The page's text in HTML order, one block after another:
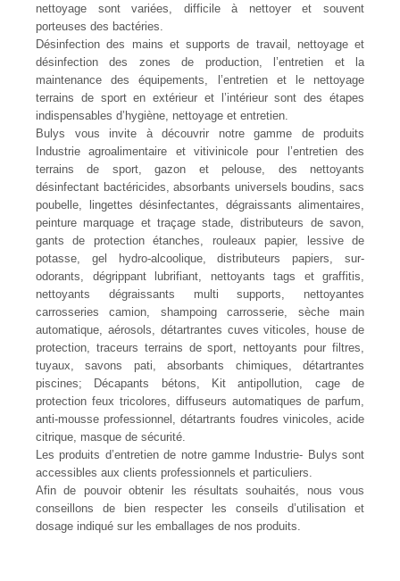
nettoyage sont variées, difficile à nettoyer et souvent
porteuses des bactéries.
Désinfection des mains et supports de travail, nettoyage et
désinfection des zones de production, l’entretien et la
maintenance des équipements, l’entretien et le nettoyage
terrains de sport en extérieur et l’intérieur sont des étapes
indispensables d’hygiène, nettoyage et entretien.
Bulys vous invite à découvrir notre gamme de produits
Industrie agroalimentaire et vitivinicole pour l’entretien des
terrains de sport, gazon et pelouse, des nettoyants
désinfectant bactéricides, absorbants universels boudins, sacs
poubelle, lingettes désinfectantes, dégraissants alimentaires,
peinture marquage et traçage stade, distributeurs de savon,
gants de protection étanches, rouleaux papier, lessive de
potasse, gel hydro-alcoolique, distributeurs papiers, sur-
odorants, dégrippant lubrifiant, nettoyants tags et graffitis,
nettoyants dégraissants multi supports, nettoyantes
carrosseries camion, shampoing carrosserie, sèche main
automatique, aérosols, détartrantes cuves viticoles, house de
protection, traceurs terrains de sport, nettoyants pour filtres,
tuyaux, savons pati, absorbants chimiques, détartrantes
piscines; Décapants bétons, Kit antipollution, cage de
protection feux tricolores, diffuseurs automatiques de parfum,
anti-mousse professionnel, détartrants foudres vinicoles, acide
citrique, masque de sécurité.
Les produits d’entretien de notre gamme Industrie- Bulys sont
accessibles aux clients professionnels et particuliers.
Afin de pouvoir obtenir les résultats souhaités, nous vous
conseillons de bien respecter les conseils d’utilisation et
dosage indiqué sur les emballages de nos produits.